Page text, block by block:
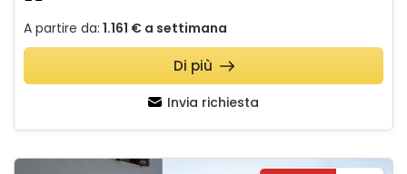
A partire da: 1.161 € a settimana
Invia richiesta
Di più